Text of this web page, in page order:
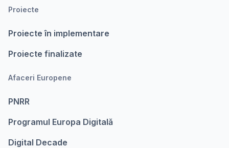
Proiecte
Proiecte în implementare
Proiecte finalizate
Afaceri Europene
PNRR
Programul Europa Digitalǎ
Digital Decade